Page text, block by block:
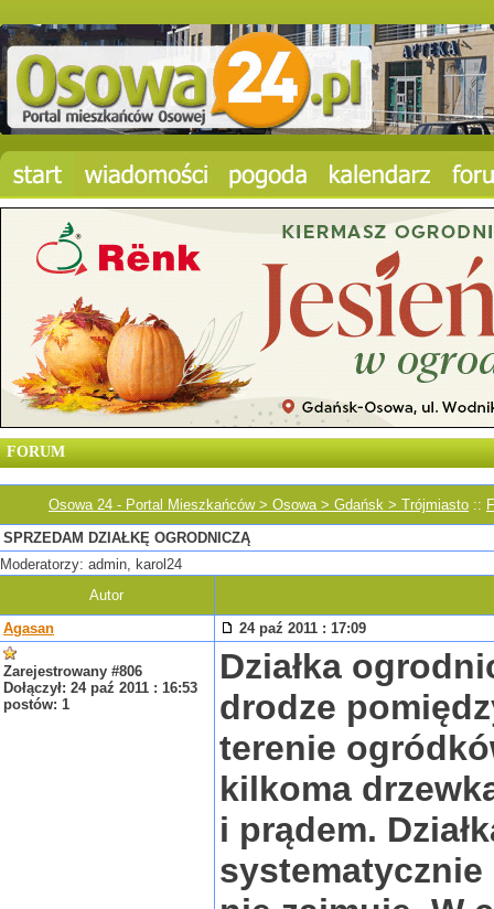
FORUM
Osowa 24 - Portal Mieszkańców > Osowa > Gdańsk > Trójmiasto ::
SPRZEDAM DZIAŁKĘ OGRODNICZĄ
Moderatorzy: admin, karol24
Autor
Agasan
24 paź 2011 : 17:09
Zarejestrowany #806
Dołączył: 24 paź 2011 : 16:53
postów: 1
Działka
drodze
terenie
kilkoma
i prądem.